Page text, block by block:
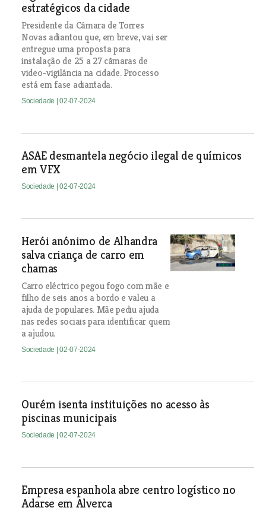
estratégicos da cidade
Presidente da Câmara de Torres
Novas adiantou que, em breve, vai ser
entregue uma proposta para
instalação de 25 a 27 câmaras de
video-vigilância na cidade. Processo
está em fase adiantada.
Sociedade | 02-07-2024
ASAE desmantela negócio ilegal de químicos
em VFX
Sociedade | 02-07-2024
Herói anónimo de Alhandra
salva criança de carro em
chamas
Carro eléctrico pegou fogo com mãe e
filho de seis anos a bordo e valeu a
ajuda de populares. Mãe pediu ajuda
nas redes sociais para identificar quem
a ajudou.
Sociedade | 02-07-2024
Ourém isenta instituições no acesso às
piscinas municipais
Sociedade | 02-07-2024
Empresa espanhola abre centro logístico no
Adarse em Alverca